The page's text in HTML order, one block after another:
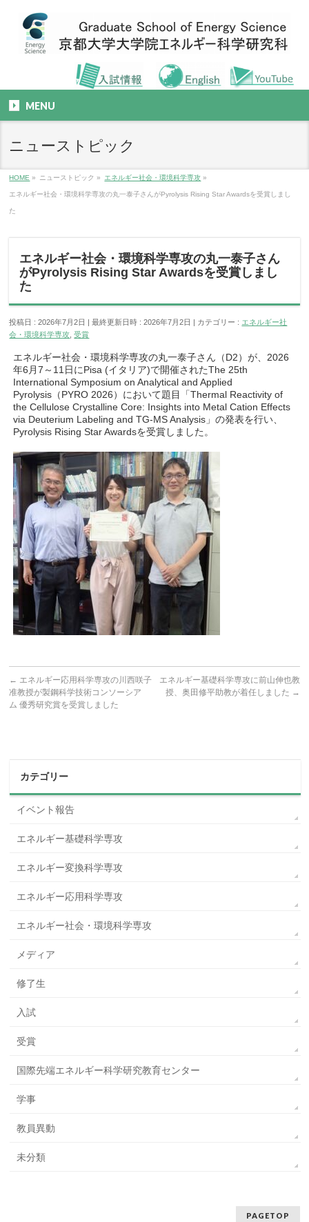
MENU
ニューストピック
HOME » ニューストピック » エネルギー社会・環境科学専攻 »
エネルギー社会・環境科学専攻の丸一泰子さんがPyrolysis Rising Star Awardsを受賞しまし
た
エネルギー社会・環境科学専攻の丸一泰子さん
がPyrolysis Rising Star Awardsを受賞しまし
た
投稿日 : 2026年7月2日 最終更新日時 : 2026年7月2日 カテゴリー : エネルギー社
会・環境科学専攻 ,受賞
エネルギー社会・環境科学専攻の丸一泰子さん（D2）が、2026
年6月7～11日にPisa (イタリア)で開催されたThe 25th
International Symposium on Analytical and Applied
Pyrolysis（PYRO 2026）において題目「Thermal Reactivity of
the Cellulose Crystalline Core: Insights into Metal Cation Effects
via Deuterium Labeling and TG-MS Analysis」の発表を行い、
Pyrolysis Rising Star Awardsを受賞しました。
← エネルギー応用科学専攻の川西咲子
准教授が製鋼科学技術コンソーシア
ム 優秀研究賞を受賞しました
エネルギー基礎科学専攻に前山伸也教
授、奥田修平助教が着任しました →
カテゴリー
イベント報告
エネルギー基礎科学専攻
エネルギー変換科学専攻
エネルギー応用科学専攻
エネルギー社会・環境科学専攻
メディア
修了生
入試
受賞
国際先端エネルギー科学研究教育センター
学事
教員異動
未分類
PAGETOP